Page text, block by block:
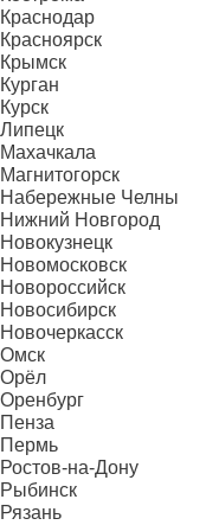
Краснодар
Красноярск
Крымск
Курган
Курск
Липецк
Махачкала
Магнитогорск
Набережные Челны
Нижний Новгород
Новокузнецк
Новомосковск
Новороссийск
Новосибирск
Новочеркасск
Омск
Орёл
Оренбург
Пенза
Пермь
Ростов-на-Дону
Рыбинск
Рязань